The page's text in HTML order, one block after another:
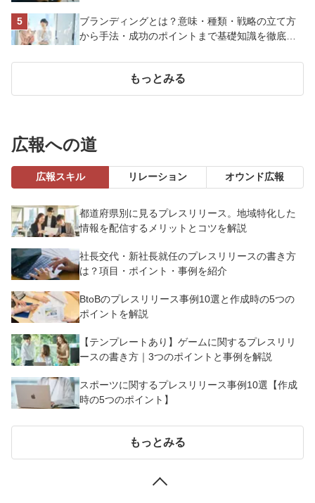
ブランディングとは？意味・種類・戦略の立て方
から手法・成功のポイントまで基礎知識を徹底解
もっとみる
広報への道
広報スキル リレーション オウンド広報
都道府県別に見るプレスリリース。地域特化した
情報を配信するメリットとコツを解説
社長交代・新社長就任のプレスリリースの書き方
は？項目・ポイント・事例を紹介
BtoBのプレスリリース事例10選と作成時の5つの
ポイントを解説
【テンプレートあり】ゲームに関するプレスリリ
ースの書き方｜3つのポイントと事例を解説
スポーツに関するプレスリリース事例10選【作成
時の5つのポイント】
もっとみる